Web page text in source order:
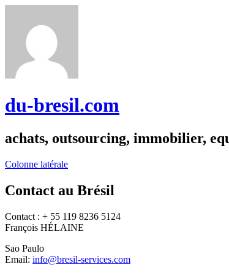
du-bresil.com
achats, outsourcing, immobilier,
Colonne latérale
Contact au Brésil
Contact : + 55 119 8236 5124
François HÉLAINE
Sao Paulo
Email: info@bresil-services.com